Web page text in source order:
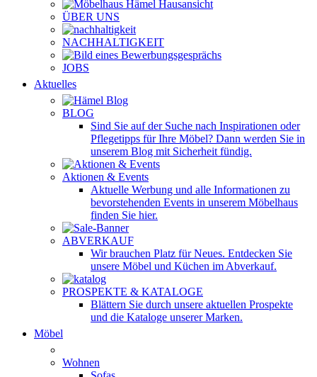
ÜBER UNS
NACHHALTIGKEIT
JOBS
Aktuelles
BLOG
Sind Sie auf der Suche nach Inspirationen oder
Pflegetipps für Ihre Möbel? Dann werden Sie in
unserem Blog mit Sicherheit fündig.
Aktionen & Events
Aktuelle Werbung und alle Informationen zu
bevorstehenden Events in unserem Möbelhaus
finden Sie hier.
ABVERKAUF
Wir brauchen Platz für Neues. Entdecken Sie
unsere Möbel und Küchen im Abverkauf.
PROSPEKTE & KATALOGE
Blättern Sie durch unsere aktuellen Prospekte
und die Kataloge unserer Marken.
Möbel
Wohnen